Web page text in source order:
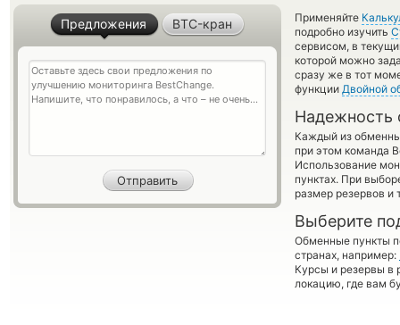
Применяйте
подробно изучить
сервисом, в
которой можно
сразу же в тот
функции Двойной
Надежность
Каждый из
при этом команда
Использование
пунктах. При
размер резервов и
Выберите
Обменные пункты
странах, например:
Курсы и резервы в
локацию, где вам
Предложения BTC-кран